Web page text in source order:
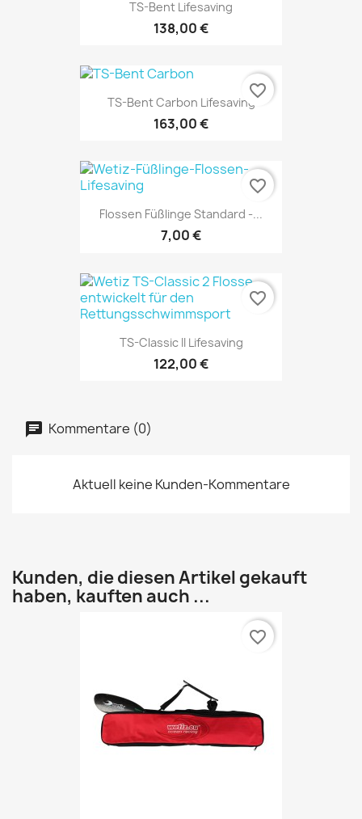
TS-Bent Lifesaving
138,00 €
TS-Bent Carbon Lifesaving
163,00 €
favorite_border
Flossen Füßlinge Standard -...
7,00 €
favorite_border
TS-Classic II Lifesaving
122,00 €
favorite_border
Kommentare (0)
Aktuell keine Kunden-Kommentare
Kunden, die diesen Artikel gekauft
haben, kauften auch ...
favorite_border